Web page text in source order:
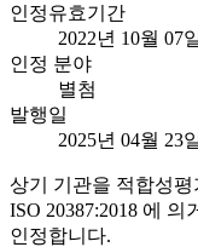
인정유효기간
2022년 10월 07
인정 분야
별첨
발행일
2025년 04월 23
상기 기관을 적합성
ISO 20387:2018 에
인정합니다.